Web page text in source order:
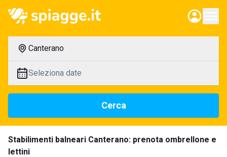
Canterano
Seleziona date
Cerca
Stabilimenti balneari Canterano: prenota ombrellone e
lettini